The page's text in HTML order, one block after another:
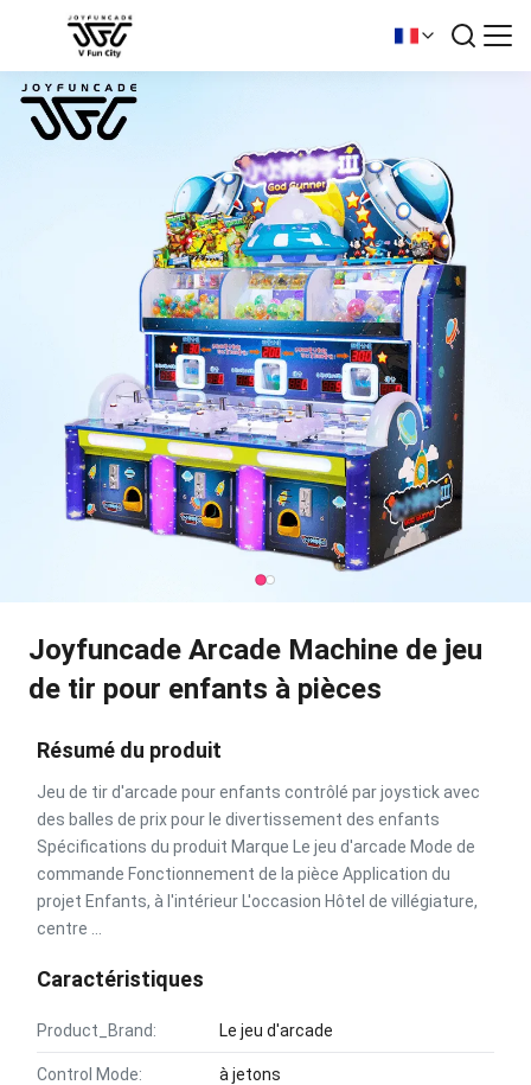
Joyfuncade Arcade Machine de jeu
de tir pour enfants à pièces
Résumé du produit
Jeu de tir d'arcade pour enfants contrôlé par joystick avec
des balles de prix pour le divertissement des enfants
Spécifications du produit Marque Le jeu d'arcade Mode de
commande Fonctionnement de la pièce Application du
projet Enfants, à l'intérieur L'occasion Hôtel de villégiature,
centre ...
Caractéristiques
Product_Brand: Le jeu d'arcade
Control Mode: à jetons